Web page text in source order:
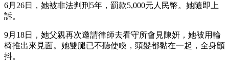
6月26日，她被非法判刑5年，罰款5,000元人民幣。她隨即上
訴。
9月18日，她父親再次邀請律師去看守所會見陳妍，她被用輪
椅推出來見面。她雙腿已不聽使喚，頭髮都黏在一起，全身顫
抖。